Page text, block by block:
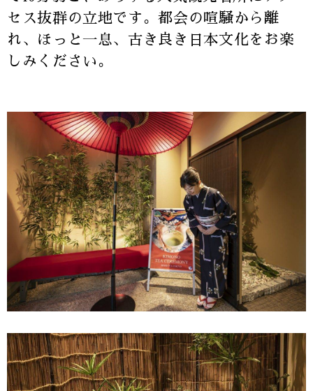
セス抜群の立地です。都会の喧騒から離
れ、ほっと一息、古き良き日本文化をお楽
しみください。